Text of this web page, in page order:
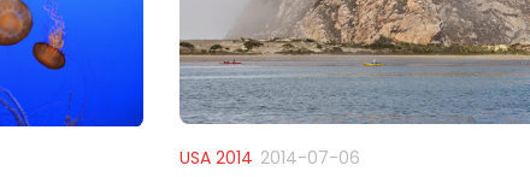
USA 2014 2014-07-06